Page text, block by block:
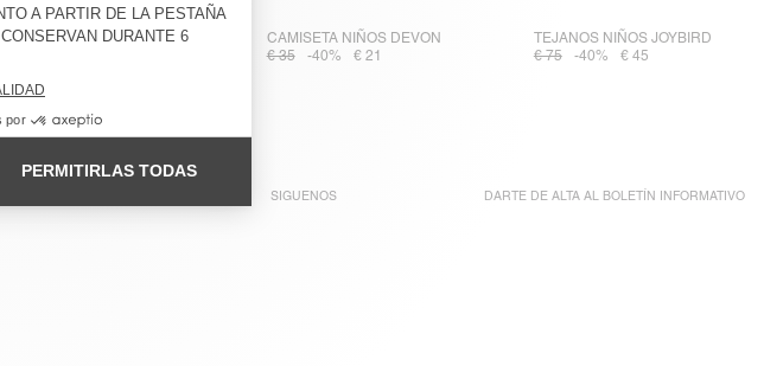
JOGGERS NIÑOS BOBYPARK
CAMISETA NIÑOS DEVON
€ 35
-40% € 21
TEJANOS NIÑOS JOYBIRD
€ 75
-40% € 45
SIGUENOS DARTE DE ALTA AL BOLETÍN INFORMATIVO